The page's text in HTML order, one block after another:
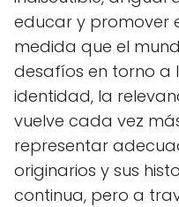
educar y promover
medida que el
desafíos en torno a
identidad, la
vuelve cada vez
representar
originarios y sus
continua, pero a